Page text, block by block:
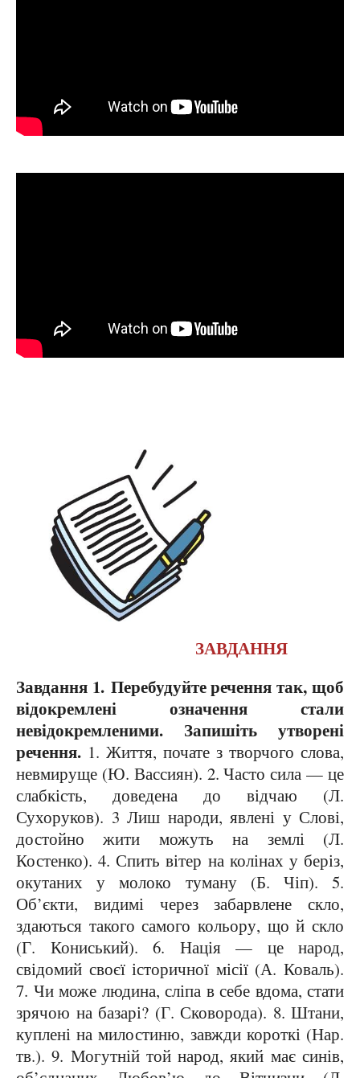
ЗАВДАННЯ
Завдання 1. Перебудуйте речення так, щоб
відокремлені означення стали
невідокремленими. Запишіть утворені
речення. 1. Життя, почате з творчого слова,
невмируще (Ю. Вассиян). 2. Часто сила — це
слабкість, доведена до відчаю (Л.
Сухоруков). 3 Лиш народи, явлені у Слові,
достойно жити можуть на землі (Л.
Костенко). 4. Спить вітер на колінах у беріз,
окутаних у молоко туману (Б. Чіп). 5.
Об’єкти, видимі через забарвлене скло,
здаються такого самого кольору, що й скло
(Г. Кониський). 6. Нація — це народ,
свідомий своєї історичної місії (А. Коваль).
7. Чи може людина, сліпа в себе вдома, стати
зрячою на базарі? (Г. Сковорода). 8. Штани,
куплені на милостиню, завжди короткі (Нар.
тв.). 9. Могутній той народ, який має синів,